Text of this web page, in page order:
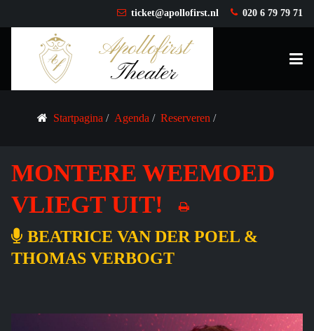
ticket@apollofirst.nl 020 6 79 79 71
Startpagina Agenda Reserveren
MONTERE WEEMOED
VLIEGT UIT!
BEATRICE VAN DER POEL &
THOMAS VERBOGT